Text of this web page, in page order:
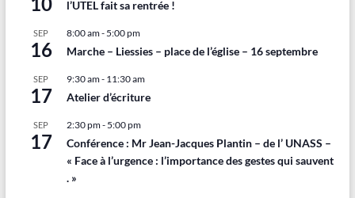
l’UTEL fait sa rentrée !
SEP
16
8:00 am- 5:00 pm
Marche – Liessies – place de l’église – 16 septembre
SEP
17
9:30 am- 11:30 am
Atelier d’écriture
SEP
17
2:30 pm- 5:00 pm
Conférence : Mr Jean-Jacques Plantin – de l’ UNASS –
« Face à l’urgence : l’importance des gestes qui sauvent
. »